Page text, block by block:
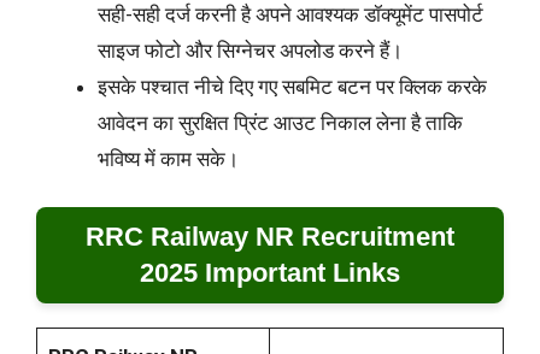
सही-सही दर्ज करनी है अपने आवश्यक डॉक्यूमेंट पासपोर्ट
साइज फोटो और सिग्नेचर अपलोड करने हैं।
इसके पश्चात नीचे दिए गए सबमिट बटन पर क्लिक करके
आवेदन का सुरक्षित प्रिंट आउट निकाल लेना है ताकि
भविष्य में काम सके।
RRC Railway NR Recruitment
2025 Important Links